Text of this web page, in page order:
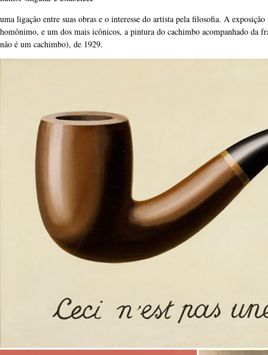
uma ligação entre suas obras e o interesse do artista pela filosofia. A
homônimo, e um dos mais icônicos, a pintura do cachimbo acompanhado da
não é um cachimbo), de 1929.